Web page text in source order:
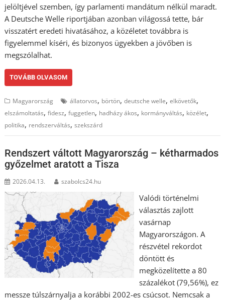
jelöltjével szemben, így parlamenti mandátum nélkül maradt.
A Deutsche Welle riportjában azonban világossá tette, bár
visszatért eredeti hivatásához, a közéletet továbbra is
figyelemmel kíséri, és bizonyos ügyekben a jövőben is
megszólalhat.
TOVÁBB OLVASOM
Magyarország állatorvos, börtön,deutsche welle,elkövetők,
elszámoltatás,fidesz,fuggetlen, hadházy ákos, kormányváltás, közélet,
politika, rendszerváltás,szekszárd
Rendszert váltott Magyarország – kétharmados
győzelmet aratott a Tisza
2026.04.13. szabolcs24.hu
Valódi történelmi
választás zajlott
vasárnap
Magyarországon. A
részvétel rekordot
döntött és
megközelítette a 80
százalékot (79,56%), ez
messze túlszárnyalja a korábbi 2002-es csúcsot. Nemcsak a